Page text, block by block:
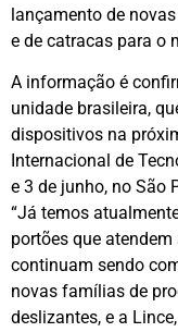
lançamento de
e de catracas para o
A informação é
unidade brasileira,
dispositivos na
Internacional de
e 3 de junho, no São
“Já temos
portões que
continuam sendo
novas famílias de
deslizantes, e a